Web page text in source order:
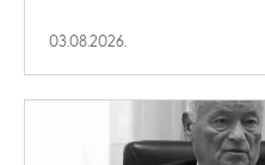
03.08.2026.